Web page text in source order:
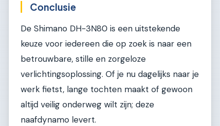
Conclusie
De Shimano DH-3N80 is een uitstekende
keuze voor iedereen die op zoek is naar een
betrouwbare, stille en zorgeloze
verlichtingsoplossing. Of je nu dagelijks naar je
werk fietst, lange tochten maakt of gewoon
altijd veilig onderweg wilt zijn; deze
naafdynamo levert.